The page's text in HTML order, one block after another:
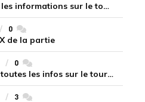
BLAST Open Porto : toutes les informations sur le tournoi
0commentaires
de la partie
0commentaires
Esports Nations Cup 2026 : toutes les infos sur le tournoi
3commentaires